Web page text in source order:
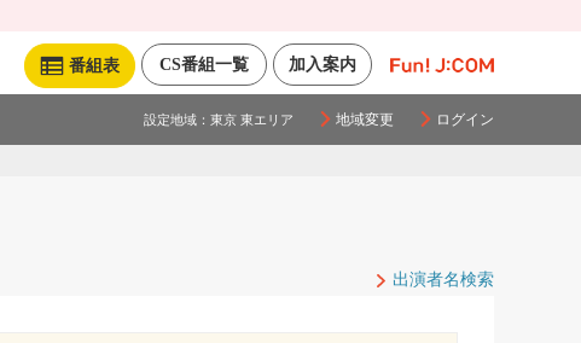
加入案内
CS番組一覧
番組表
設定地域： 東京 東エリア 地域変更 ログイン
出演者名検索